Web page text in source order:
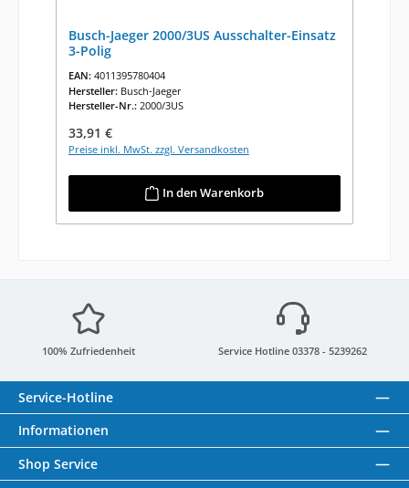
Busch-Jaeger 2000/3US Ausschalter-Einsatz
3-Polig
EAN: 4011395780404
Hersteller: Busch-Jaeger
Hersteller-Nr.: 2000/3US
Regulärer Preis:
33,91 €
Preise inkl. MwSt. zzgl. Versandkosten
In den Warenkorb
100% Zufriedenheit Service Hotline 03378 - 5239262
Service-Hotline
Informationen
Shop Service